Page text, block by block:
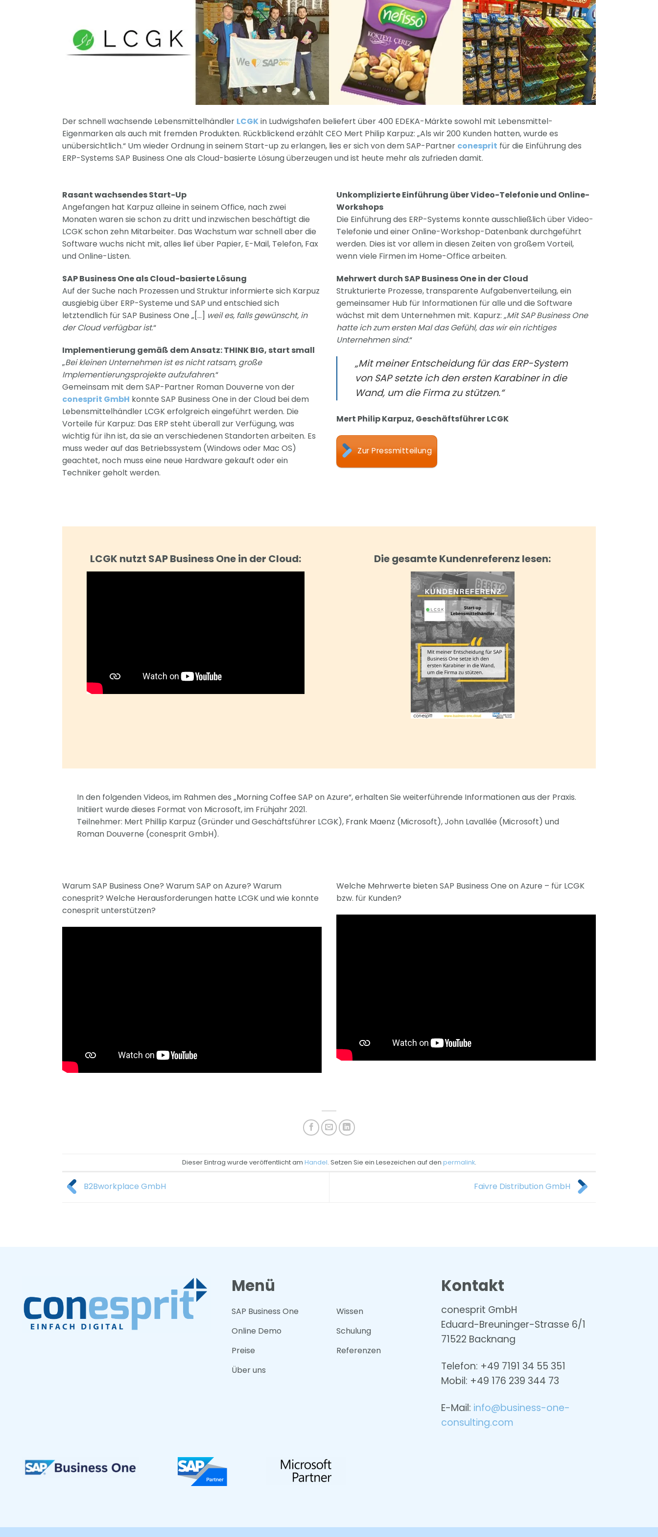
Der schnell wachsende Lebensmittelhändler LCGKin Ludwigshafen beliefert über 400 EDEKA-Märkte sowohl mit Lebensmittel-
Eigenmarken als auch mit fremden Produkten. Rückblickend erzählt CEO Mert Philip Karpuz: „Als wir 200 Kunden hatten, wurde es
unübersichtlich.“ Um wieder Ordnung in seinem Start-up zu erlangen, lies er sich von dem SAP-Partner conesprit für die Einführung des
ERP-Systems SAP Business One als Cloud-basierte Lösung überzeugen und ist heute mehr als zufrieden damit.
Rasant wachsendes Start-Up
Angefangen hat Karpuz alleine in seinem Office, nach zwei
Monaten waren sie schon zu dritt und inzwischen beschäftigt die
LCGK schon zehn Mitarbeiter. Das Wachstum war schnell aber die
Software wuchs nicht mit, alles lief über Papier, E-Mail, Telefon, Fax
und Online-Listen.
SAP Business One als Cloud-basierte Lösung
Auf der Suche nach Prozessen und Struktur informierte sich Karpuz
ausgiebig über ERP-Systeme und SAP und entschied sich
letztendlich für SAP Business One „[…] weil es, falls gewünscht, in
der Cloud verfügbar ist.“
Implementierung gemäß dem Ansatz: THINK BIG, start small
„Bei kleinen Unternehmen ist es nicht ratsam, große
Implementierungsprojekte aufzufahren.“
Gemeinsam mit dem SAP-Partner Roman Douverne von der
conesprit GmbH konnte SAP Business One in der Cloud bei dem
Lebensmittelhändler LCGK erfolgreich eingeführt werden. Die
Vorteile für Karpuz: Das ERP steht überall zur Verfügung, was
wichtig für ihn ist, da sie an verschiedenen Standorten arbeiten. Es
muss weder auf das Betriebssystem (Windows oder Mac OS)
geachtet, noch muss eine neue Hardware gekauft oder ein
Techniker geholt werden.
Unkomplizierte Einführung über Video-Telefonie und Online-
Workshops
Die Einführung des ERP-Systems konnte ausschließlich über Video-
Telefonie und einer Online-Workshop-Datenbank durchgeführt
werden. Dies ist vor allem in diesen Zeiten von großem Vorteil,
wenn viele Firmen im Home-Office arbeiten.
Mehrwert durch SAP Business One in der Cloud
Strukturierte Prozesse, transparente Aufgabenverteilung, ein
gemeinsamer Hub für Informationen für alle und die Software
wächst mit dem Unternehmen mit. Kapurz: „Mit SAP Business One
hatte ich zum ersten Mal das Gefühl, das wir ein richtiges
Unternehmen sind.“
„Mit meiner Entscheidung für das ERP-System
von SAP setzte ich den ersten Karabiner in die
Wand, um die Firma zu stützen.“
Mert Philip Karpuz, Geschäftsführer LCGK
Zur Pressmitteilung
LCGK nutzt SAP Business One in der Cloud: Die gesamte Kundenreferenz lesen:
In den folgenden Videos, im Rahmen des „Morning Coffee SAP on Azure“, erhalten Sie weiterführende Informationen aus der Praxis.
Initiiert wurde dieses Format von Microsoft, im Frühjahr 2021.
Teilnehmer: Mert Phillip Karpuz (Gründer und Geschäftsführer LCGK), Frank Maenz (Microsoft), John Lavallée (Microsoft) und
Roman Douverne (conesprit GmbH).
Warum SAP Business One? Warum SAP on Azure? Warum
conesprit? Welche Herausforderungen hatte LCGK und wie konnte
conesprit unterstützen?
Welche Mehrwerte bieten SAP Business One on Azure – für LCGK
bzw. für Kunden?
Dieser Eintrag wurde veröffentlicht am Handel. Setzen Sie ein Lesezeichen auf den permalink.
B2Bworkplace GmbH Faivre Distribution GmbH
Menü
SAP Business One
Online Demo
Preise
Über uns
Wissen
Schulung
Referenzen
Kontakt
conesprit GmbH
Eduard-Breuninger-Strasse 6/1
71522 Backnang
Telefon: +49 7191 34 55 351
Mobil: +49 176 239 344 73
E-Mail: info@business-one-
consulting.com